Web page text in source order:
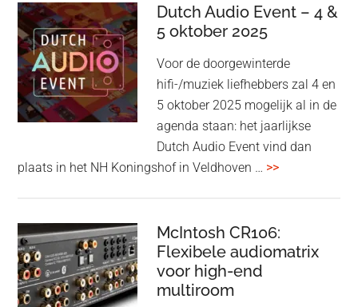
kondigt
Beo
Grace
aan:
high-
end
earbuds
titanium
Adaptive
noise
cancelling
Dutch Audio Event – 4 &
5 oktober 2025
Voor de doorgewinterde
hifi-/muziek liefhebbers zal 4 en
5 oktober 2025 mogelijk al in de
agenda staan: het jaarlijkse
Dutch Audio Event vind dan
plaats in het NH Koningshof in Veldhoven … >>overDutch
–
4
McIntosh CR106:
Flexibele audiomatrix
voor high-end
multiroom